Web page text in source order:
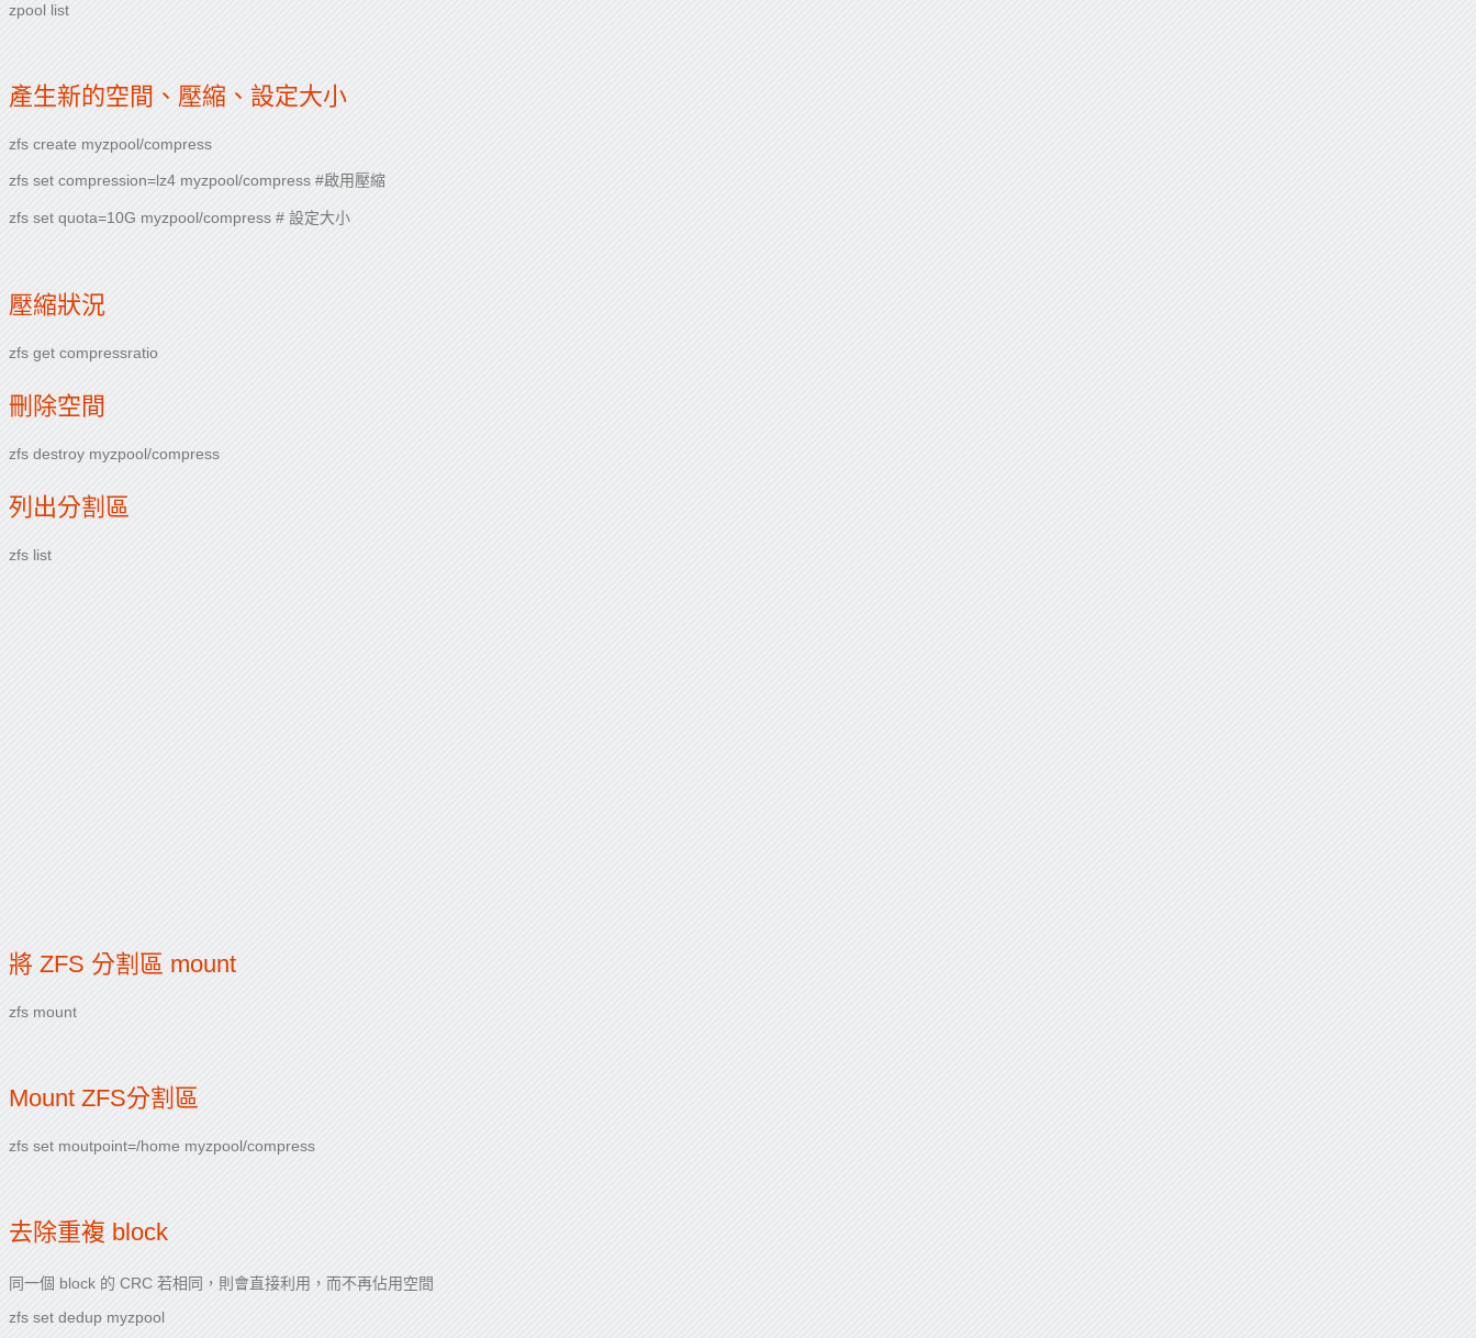
zpool list
產生新的空間、壓縮、設定大小
zfs create myzpool/compress
zfs set compression=lz4 myzpool/compress #啟用壓縮
zfs set quota=10G myzpool/compress # 設定大小
壓縮狀況
zfs get compressratio
刪除空間
zfs destroy myzpool/compress
列出分割區
zfs list
將 ZFS 分割區 mount
zfs mount
Mount ZFS分割區
zfs set moutpoint=/home myzpool/compress
去除重複 block
同一個 block 的 CRC 若相同，則會直接利用，而不再佔用空間
zfs set dedup myzpool